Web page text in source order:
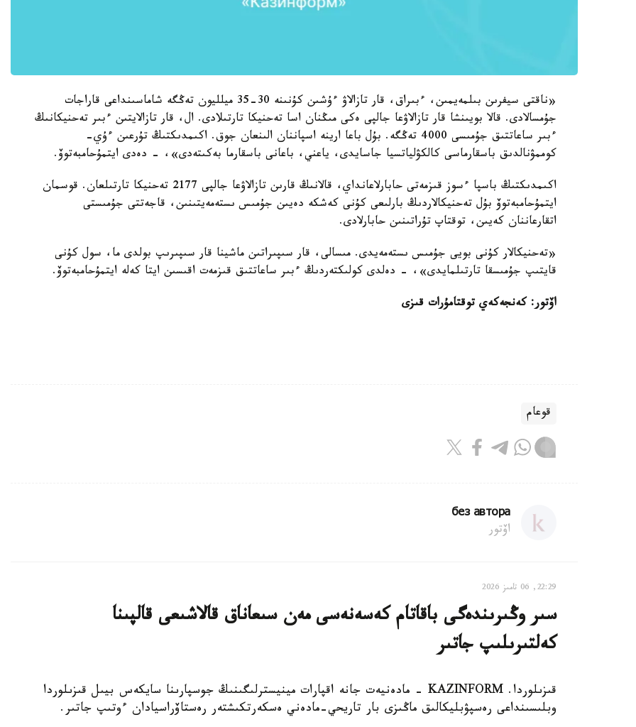
«ناقتى سيفرىن بىلمەيمىن، ءبىراق، قار تازالاۋ ءۇشىن كۇنىنە 30-35 ميلليون تەڭگە شاماسىنداعى قاراجات
جۇمسالادى. قالا بويىنشا قار تازالاۋعا جالپى ەكى مىڭنان اسا تەحنيكا تارتىلادى. ال، قار تازالايتىن ءبىر تەحنيكانىڭ
ءبىر ساعاتتىق جۇمىسى 4000 تەڭگە. بۇل باعا ارينە اسپاننان الىنعان جوق. اكىمدىكتىڭ تۇرعىن ءۇي-
كوممۋنالدىق باسقارماسى كالكۋلياتسيا جاسايدى، ياعني، باعانى باسقارما بەكىتەدى»، - دەدى ايتمۇحامبەتوۆ.
اكىمدىكتىڭ باسپا ءسوز قىزمەتى حابارلاعانداي، قالانىڭ قارىن تازالاۋعا جالپى 2177 تەحنيكا تارتىلعان. قوسمان
ايتمۇحامبەتوۆ بۇل تەحنيكالاردىڭ بارلىعى كۇنى كەشكە دەيىن جۇمىس ىستەمەيتىنىن، قاجەتتى جۇمىستى
اتقارعاننان كەيىن، توقتاپ تۇراتىنىن حابارلادى.
«تەحنيكالار كۇنى بويى جۇمىس ىستەمەيدى. مىسالى، قار سىپىراتىن ماشينا قار سىپىرىپ بولدى ما، سول كۇنى
قايتىپ جۇمىسقا تارتىلمايدى»، - دەلدى كولىكتەردىڭ ءبىر ساعاتتىق قىزمەت اقىسىن ايتا كەلە ايتمۇحامبەتوۆ.
اۆتور: كەنجەكەي توقتامۇرات قىزى
قوعام
без автора
اۆتور
22:29, 06 تامىز 2026
سىر وڭىرىندەگى باقاتام كەسەنەسى مەن سىعاناق قالاشىعى قالپىنا
كەلتىرىلىپ جاتىر
قىزىلوردا. KAZINFORM - مادەنيەت جانە اقپارات مينيسترلىگىنىڭ جوسپارىنا سايكەس بيىل قىزىلوردا
وبلىسىنداعى رەسپۋبليكالىق ماڭىزى بار تاريحي-مادەني ەسكەرتكىشتەر رەستاۆراسيادان ءوتىپ جاتىر.